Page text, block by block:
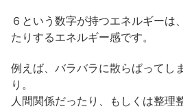
６という数字が持つエネルギーは
たりするエネルギー感です。
例えば、バラバラに散らばってし
り。
人間関係だったり、もしくは整理